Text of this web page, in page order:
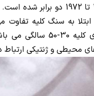
ها از سال 1964 تا 1972 دو
به سنگ کلیه تفاوت
شیوع سنگ های کلیه 30-
محیطی و ژنتیکی ارتباط